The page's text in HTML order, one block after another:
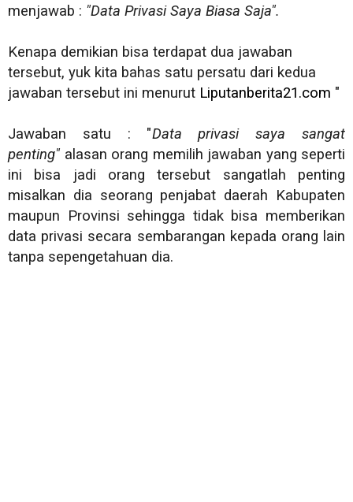
menjawab : "Data Privasi Saya Biasa Saja".
Kenapa demikian bisa terdapat dua jawaban
tersebut, yuk kita bahas satu persatu dari kedua
jawaban tersebut ini menurut Liputanberita21.com "
Jawaban satu : "Data privasi saya sangat
penting" alasan orang memilih jawaban yang seperti
ini bisa jadi orang tersebut sangatlah penting
misalkan dia seorang penjabat daerah Kabupaten
maupun Provinsi sehingga tidak bisa memberikan
data privasi secara sembarangan kepada orang lain
tanpa sepengetahuan dia.